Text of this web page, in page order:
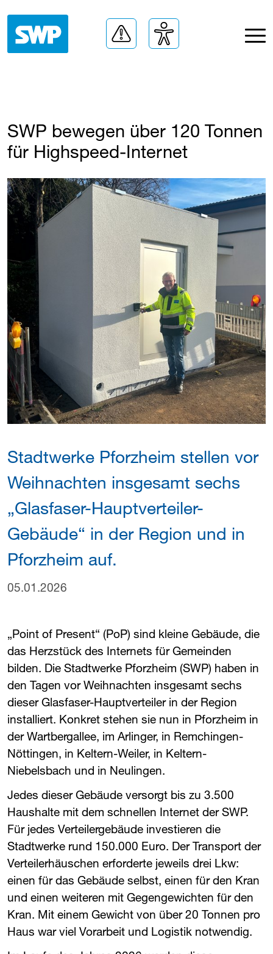
SWP ​ bewegen über 120 Tonnen
für Highspeed-Internet
Stadtwerke Pforzheim stellen vor
Weihnachten insgesamt sechs
„Glasfaser-Hauptverteiler-
Gebäude“ in der Region und in
Pforzheim auf.
05.01.2026
„Point of Present“ (PoP) sind kleine Gebäude, die
das Herzstück des Internets für Gemeinden
bilden. Die Stadtwerke Pforzheim (​SWP​) haben in
den Tagen vor Weihnachten insgesamt sechs
dieser Glasfaser-Hauptverteiler in der Region
installiert. Konkret stehen sie nun in Pforzheim in
der Wartbergallee, im Arlinger, in Remchingen-
Nöttingen, in Keltern-Weiler, in Keltern-
Niebelsbach und in Neulingen.
Jedes dieser Gebäude versorgt bis zu 3.500
Haushalte mit dem schnellen Internet der ​SWP​.
Für jedes Verteilergebäude investieren die
Stadtwerke rund 150.000 Euro. Der Transport der
Verteilerhäuschen erforderte jeweils drei Lkw:
einen für das Gebäude selbst, einen für den Kran
und einen weiteren mit Gegengewichten für den
Kran. Mit einem Gewicht von über 20 Tonnen pro
Haus war viel Vorarbeit und Logistik notwendig.